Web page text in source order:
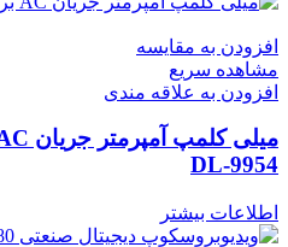
افزودن به مقایسه
مشاهده سریع
افزودن به علاقه مندی
DL-9954
اطلاعات بیشتر